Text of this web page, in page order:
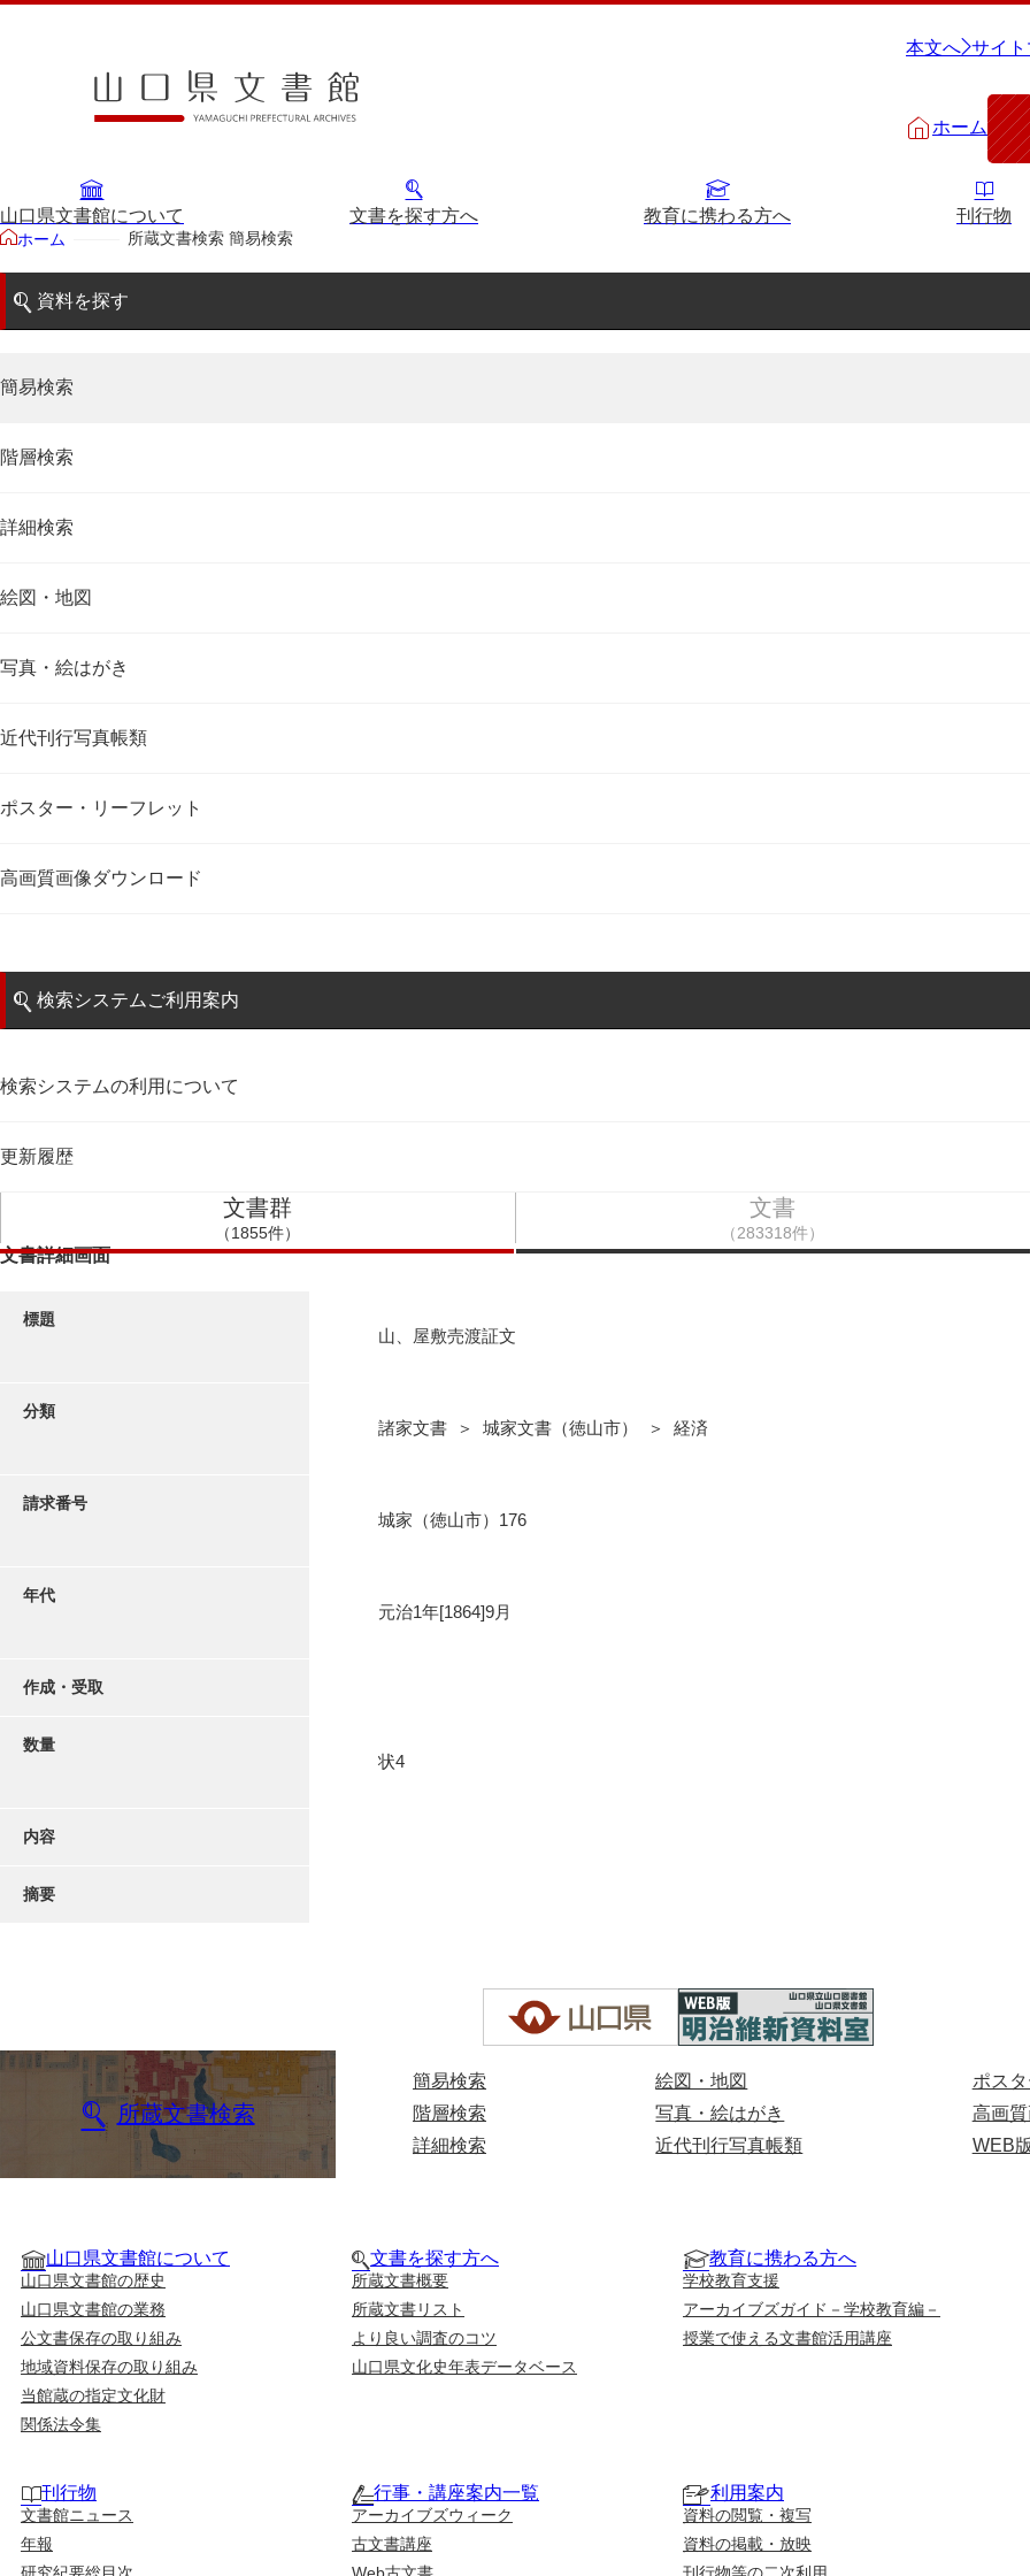
本文へ サイ
ホーム
山口県文書館について 文書を探す方へ 教育に携わる方へ 刊行物
ホーム 所蔵文書検索 簡易検索
資料を探す
簡易検索
階層検索
詳細検索
絵図・地図
写真・絵はがき
近代刊行写真帳類
ポスター・リーフレット
高画質画像ダウンロード
検索システムご利用案内
検索システムの利用について
更新履歴
文書群
（1855件）
文書
（283318件）
文書詳細画面
標題
山、屋敷売渡証文
分類
諸家文書 ＞ 城家文書（徳山市） ＞ 経済
請求番号
城家（徳山市）176
年代
元治1年[1864]9月
作成・受取
数量
状4
内容
摘要
所蔵文書検索
簡易検索
階層検索
詳細検索
絵図・地図
写真・絵はがき
近代刊行写真帳類
ポス
高画
WEB
山口県文書館について
山口県文書館の歴史
山口県文書館の業務
公文書保存の取り組み
地域資料保存の取り組み
当館蔵の指定文化財
関係法令集
文書を探す方へ
所蔵文書概要
所蔵文書リスト
より良い調査のコツ
山口県文化史年表データベース
教育に携わる方へ
学校教育支援
アーカイブズガイド－学校教育編－
授業で使える文書館活用講座
刊行物
文書館ニュース
年報
行事・講座案内一覧
アーカイブズウィーク
古文書講座
利用案内
資料の閲覧・複写
資料の掲載・放映